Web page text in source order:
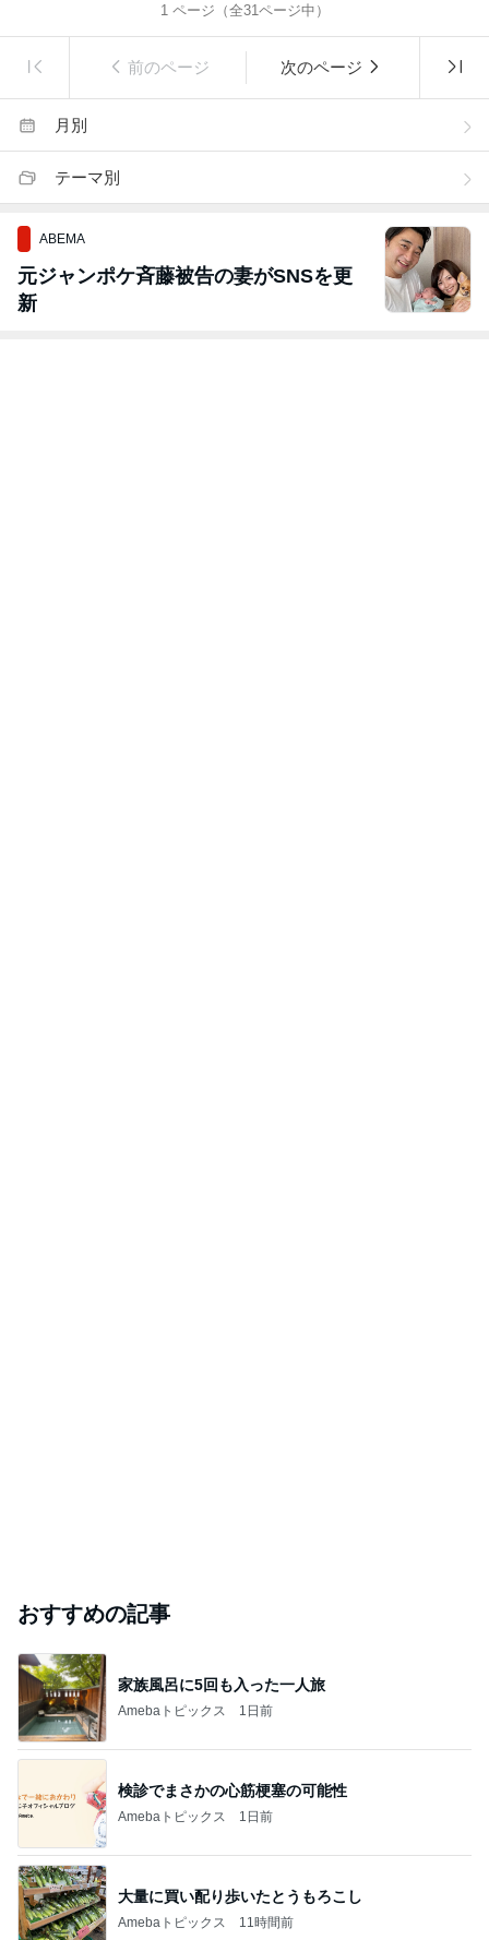
1ページ（全31ページ中）
前のページ 次のページ
月別
テーマ別
ABEMA
元ジャンポケ斉藤被告の妻がSNSを更
新
おすすめの記事
家族風呂に5回も入った一人旅
Amebaトピックス 1日前
検診でまさかの心筋梗塞の可能性
Amebaトピックス 1日前
大量に買い配り歩いたとうもろこし
Amebaトピックス 11時間前